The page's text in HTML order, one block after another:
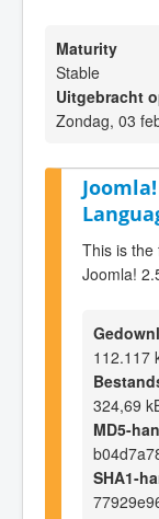
Maturity
Stable
Uitgebracht
Zondag, 03
This is the
Joomla!
112.117
324,69
MD5-
SHA1-